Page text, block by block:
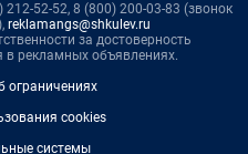
52-52, 8 (800) 200-03-83 (звонок
reklamangs@shkulev.ru
за достоверность
рекламных объявлениях.
ограничениях
cookies
системы